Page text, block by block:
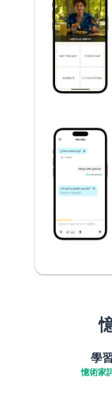
學習
憶術家